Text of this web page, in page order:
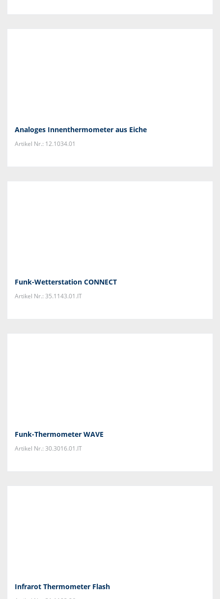
Analoges Innenthermometer aus Eiche
Artikel Nr.: 12.1034.01
Funk-Wetterstation CONNECT
Artikel Nr.: 35.1143.01.IT
Funk-Thermometer WAVE
Artikel Nr.: 30.3016.01.IT
Infrarot Thermometer Flash